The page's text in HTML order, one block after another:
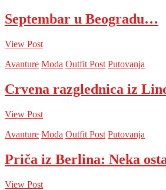
Septembar u Beogradu…
View Post
Avanture Moda Outfit Post Putovanja
Crvena razglednica iz
View Post
Avanture Moda Outfit Post Putovanja
Priča iz Berlina: Neka
View Post